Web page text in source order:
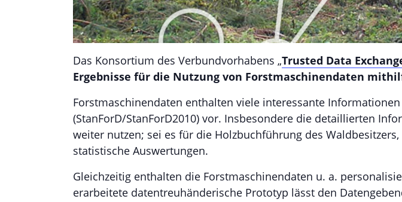
Das Konsortium des Verbundvorhabens „Trusted Data
Ergebnisse für die Nutzung von Forstmaschinendaten
Forstmaschinendaten enthalten viele interessante
(StanForD/StanForD2010) vor. Insbesondere die detaillierten
weiter nutzen; sei es für die Holzbuchführung des
statistische Auswertungen.
Gleichzeitig enthalten die Forstmaschinendaten u. a.
erarbeitete datentreuhänderische Prototyp lässt den